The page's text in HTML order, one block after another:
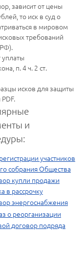
зависит от цены
то иск в суд о
в мировом
требований
п. 4 ч. 2 ст.
исков для защиты
и
участников
собрания Общества
купли продажи
в рассрочку
энергоснабжения
о реорганизации
договор подряда